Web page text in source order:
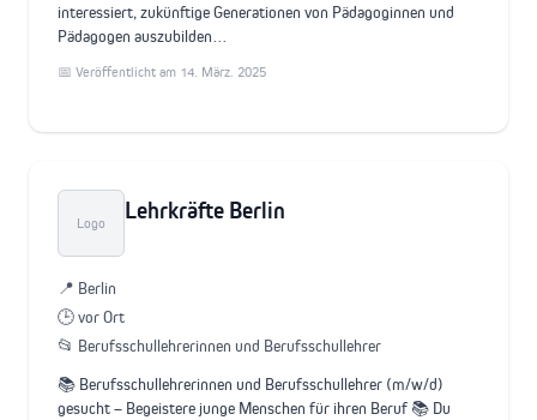
interessiert, zukünftige Generationen von Pädagoginnen und
Pädagogen auszubilden…
📅 Veröffentlicht am 14. März. 2025
Logo Lehrkräfte Berlin
📍 Berlin
🕒 vor Ort
📂 Berufsschullehrerinnen und Berufsschullehrer
📚 Berufsschullehrerinnen und Berufsschullehrer (m/w/d)
gesucht – Begeistere junge Menschen für ihren Beruf 📚 Du